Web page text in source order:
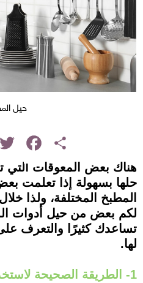
حيل
Share
Facebook
هناك بعض المعوقات
حلها بسهولة إذا تعلمت
المطبخ المختلفة، ولذا
لكم بعض من حيل أدوات
تساعدك كثيرًا والتعرف
لها.
1- الطريقة الصحيحة لاستخدام سكاكين المطبخ.